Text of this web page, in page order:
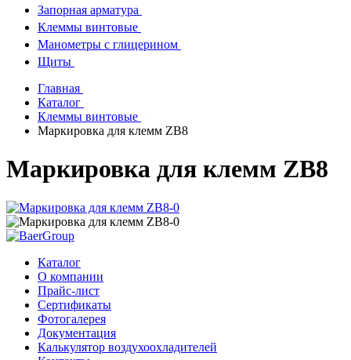
Запорная арматура
Клеммы винтовые
Манометры с глицерином
Щиты
Главная
Каталог
Клеммы винтовые
Маркировка для клемм ZB8
Маркировка для клемм ZB8
Каталог
О компании
Прайс-лист
Сертификаты
Фотогалерея
Документация
Калькулятор воздухоохладителей